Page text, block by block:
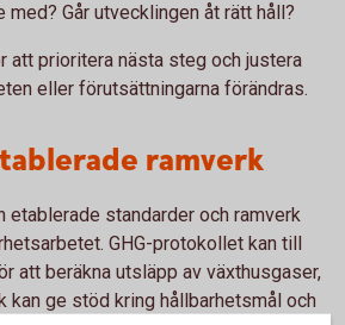
Går utvecklingen åt rätt håll?
att prioritera nästa steg och justera
eller förutsättningarna förändras.
ramverk
etablerade standarder och ramverk
GHG-protokollet kan till
att beräkna utsläpp av växthusgaser,
kan ge stöd kring hållbarhetsmål och